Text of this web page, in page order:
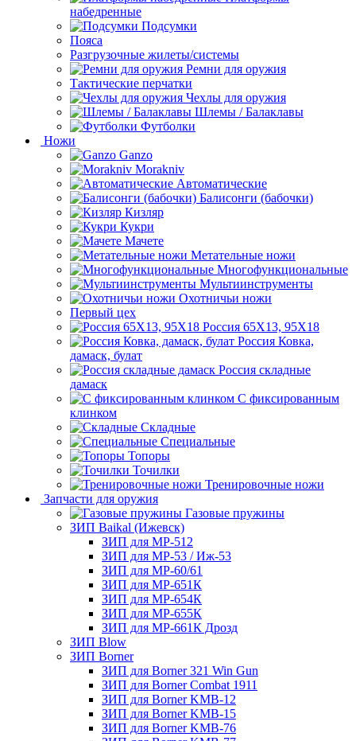
набедренные
Подсумки
Пояса
Разгрузочные жилеты/системы
Ремни для оружия
Тактические перчатки
Чехлы для оружия
Шлемы / Балаклавы
Футболки
Ножи
Ganzo
Morakniv
Автоматические
Балисонги (бабочки)
Кизляр
Кукри
Мачете
Метательные ножи
Многофункциональные
Мультиинструменты
Охотничьи ножи
Первый цех
Россия 65Х13, 95Х18
Россия Ковка,
дамаск, булат
Россия складные
дамаск
С фиксированным
клинком
Складные
Специальные
Топоры
Точилки
Тренировочные ножи
Запчасти для оружия
Газовые пружины
ЗИП Baikal (Ижевск)
ЗИП для МР-512
ЗИП для МР-53 / Иж-53
ЗИП для МР-60/61
ЗИП для МР-651К
ЗИП для МР-654К
ЗИП для МР-655К
ЗИП для МР-661К Дрозд
ЗИП Blow
ЗИП Borner
ЗИП для Borner 321 Win Gun
ЗИП для Borner Combat 1911
ЗИП для Borner KMB-12
ЗИП для Borner KMB-15
ЗИП для Borner KMB-76